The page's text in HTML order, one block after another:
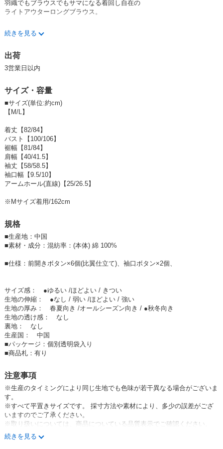
羽織でもブラウスでもサマになる着回し自在の
ライトアウターロングブラウス。
適度なハリ感の素材で切り替え裾部分に
ふわっとした広がりを持たせた大人可愛いシルエットが
-------------------------------------------------------
ゆったりとした袖にふわっと広がった裾で
気になる部分の体型カバーもばっちり◎
ロングブラウスとしてもシルエットで差をつけられるのが
着回し力抜群で嬉しいポイントです！
カラーはホワイト・ベージュ・ブラックの3色展開です。
【着用シーン】 レジャー・旅行・街着・お買い物・ママ会などにお勧め
・ ・ ・ ・ ・ ・ ・ ・ ・ ・
【 Emma 】(エマ)
「Emma」はドイツ語で「すべてを許容する、大きな」や
30代前半〜40代前半の働くママから全ての女性に応援してあげたい。
・ ・ ・ ・ ・ ・ ・ ・ ・ ・
#ライトアウター #ロング #ブラウス #切り替え #フレア #ギャザー #アウ
ター #トップス # 2022秋冬 #動画あり
E-5174
111upXteT-E
続きを見る
出荷
3営業日以内
サイズ・容量
■サイズ(単位:約cm)
【M/L】
着丈【82/84】
バスト【100/106】
裾幅【81/84】
肩幅【40/41.5】
袖丈【58/58.5】
袖口幅【9.5/10】
アームホール(直線)【25/26.5】
※Mサイズ着用/162cm
規格
■生産地：中国
■素材・成分：混紡率：(本体) 綿 100%
■仕様：前開きボタン×6個(比翼仕立て)、袖口ボタン×2個、
サイズ感： ●ゆるい /ほどよい / きつい
生地の伸縮： ●なし / 弱い /ほどよい / 強い
生地の厚み： 春夏向き /オールシーズン向き / ●秋冬向き
生地の透け感： なし
裏地： なし
生産国： 中国
■パッケージ：個別透明袋入り
■商品札：有り
注意事項
※生産のタイミングにより同じ生地でも色味が若干異なる場合がございま
す。
※すべて平置きサイズです。 採寸方法や素材により、多少の誤差がござ
いますのでご了承ください。
※取り扱いについては、商品についている品質表示でご確認ください。
※素材感や色合いの表現には個人差があり、環境におり色合いが異なる場
合がございます。
続きを見る